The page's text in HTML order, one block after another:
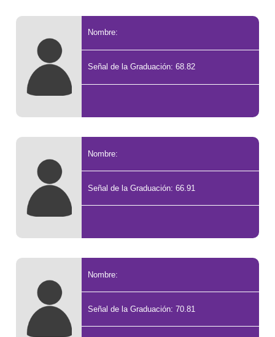
Nombre:
Señal de la Graduación: 68.82
Nombre:
Señal de la Graduación: 66.91
Nombre:
Señal de la Graduación: 70.81